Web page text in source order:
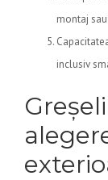
montaj
inclusiv